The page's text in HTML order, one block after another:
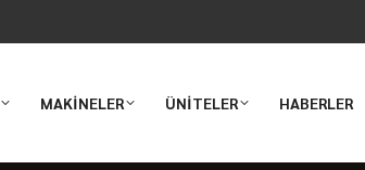
MAKİNELER ÜNİTELER HABERLER